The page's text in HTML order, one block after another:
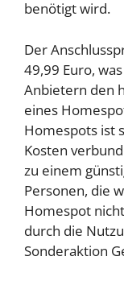
benötigt wird.
Der
49,99 Euro,
Anbietern den
eines
Homespots ist
Kosten
zu einem
Personen, die
Homespot
durch die
Sonderaktion